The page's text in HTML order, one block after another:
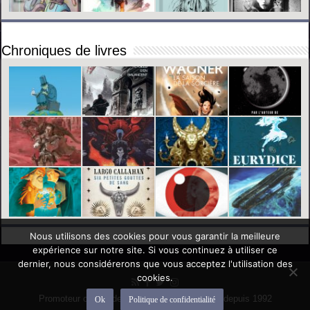
Chroniques de livres
Promoteur officiel des mondes de l'imaginaire depuis 1992
Nous utilisons des cookies pour vous garantir la meilleure
expérience sur notre site. Si vous continuez à utiliser ce
dernier, nous considérerons que vous acceptez l'utilisation des
cookies.
Ok Politique de confidentialité